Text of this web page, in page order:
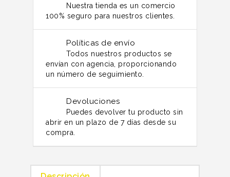
Nuestra tienda es un comercio
100% seguro para nuestros clientes.
Políticas de envío
Todos nuestros productos se
envían con agencia, proporcionando
un número de seguimiento.
Devoluciones
Puedes devolver tu producto sin
abrir en un plazo de 7 días desde su
compra.